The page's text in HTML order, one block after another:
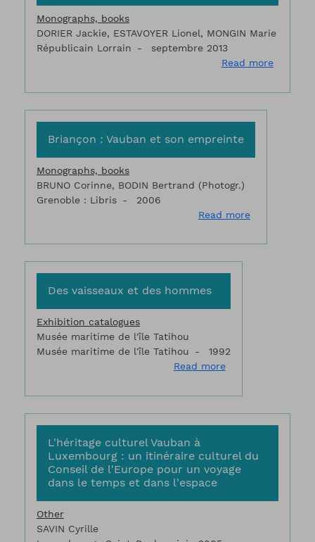
Monographs, books
DORIER Jackie, ESTAVOYER Lionel, MONGIN Marie
Républicain Lorrain
septembre 2013
Read moreabout
Briançon : Vauban et son empreinte
Monographs, books
BRUNO Corinne, BODIN Bertrand (Photogr.)
Grenoble : Libris
2006
Read moreabout
Des vaisseaux et des hommes
Exhibition catalogues
Musée maritime de l'île Tatihou
Musée maritime de l'île Tatihou
1992
Read moreabout Des
L'héritage culturel Vauban à
Luxembourg : un itinéraire culturel du
Conseil de l'Europe pour un voyage
dans le temps et dans l'espace
Other
SAVIN Cyrille